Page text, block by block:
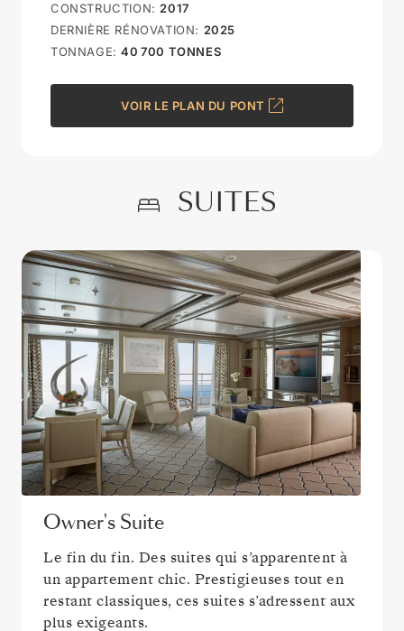
CONSTRUCTION: 2017
DERNIÈRE RÉNOVATION: 2025
TONNAGE: 40 700 TONNES
VOIR LE PLAN DU PONT
SUITES
Owner's Suite
Le fin du fin. Des suites qui s’apparentent à
un appartement chic. Prestigieuses tout en
restant classiques, ces suites s’adressent aux
plus exigeants.